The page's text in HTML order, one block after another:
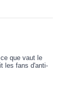
que vaut le
les fans d'anti-